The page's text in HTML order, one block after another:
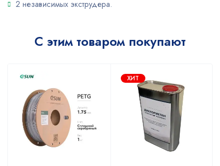
2 независимых экструдера.
С этим товаром покупают
ХИТ